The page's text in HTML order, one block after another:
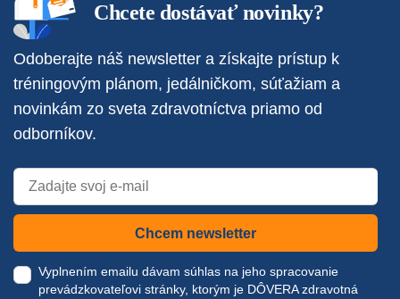
Chcete dostávať novinky?
Odoberajte náš newsletter a získajte prístup k
tréningovým plánom, jedálničkom, súťažiam a
novinkám zo sveta zdravotníctva priamo od
odborníkov.
Chcem newsletter
Vyplnením emailu dávam súhlas na jeho spracovanie
prevádzkovateľovi stránky, ktorým je DÔVERA zdravotná